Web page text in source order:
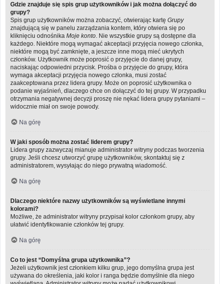
Gdzie znajduje się spis grup użytkowników i jak można dołączyć do
grupy?
Spis grup użytkowników można zobaczyć, otwierając kartę Grupy
znajdującą się w panelu zarządzania kontem, który otwiera się po
kliknięciu odnośnika Moje konto . Nie wszystkie grupy są dostępne dla
każdego. Niektóre mogą wymagać akceptacji przyjęcia nowego członka,
niektóre mogą być zamknięte, a jeszcze inne mogą mieć ukrytych
członków. Użytkownik może poprosić o przyjęcie do danej grupy,
naciskając odpowiedni przycisk. Prośba o przyjęcie do grupy, która
wymaga akceptacji przyjęcia nowego członka, musi zostać
zaakceptowana przez lidera grupy. Może on poprosić użytkownika o
podanie wyjaśnień, dlaczego chce on dołączyć do tej grupy. W przypadku
otrzymania negatywnej decyzji proszę nie nękać lidera grupy pytaniami –
widocznie miał on swoje powody.
Na górę
W jaki sposób można zostać liderem grupy?
Lidera grupy zazwyczaj mianuje administrator witryny podczas tworzenia
grupy. Jeśli chcesz utworzyć grupę użytkowników, skontaktuj się z
administratorem, wysyłając do niego prywatną wiadomość.
Na górę
Dlaczego niektóre nazwy użytkowników są wyświetlane innymi
kolorami?
Możliwe, że administrator witryny przypisał kolor członkom grupy, aby
ułatwić identyfikowanie członków tej grupy.
Na górę
Co to jest “Domyślna grupa użytkownika”?
Jeżeli użytkownik jest członkiem kilku grup, jego domyślna grupa jest
używana do określenia, jaki kolor i ranga będzie domyślnie dla niego